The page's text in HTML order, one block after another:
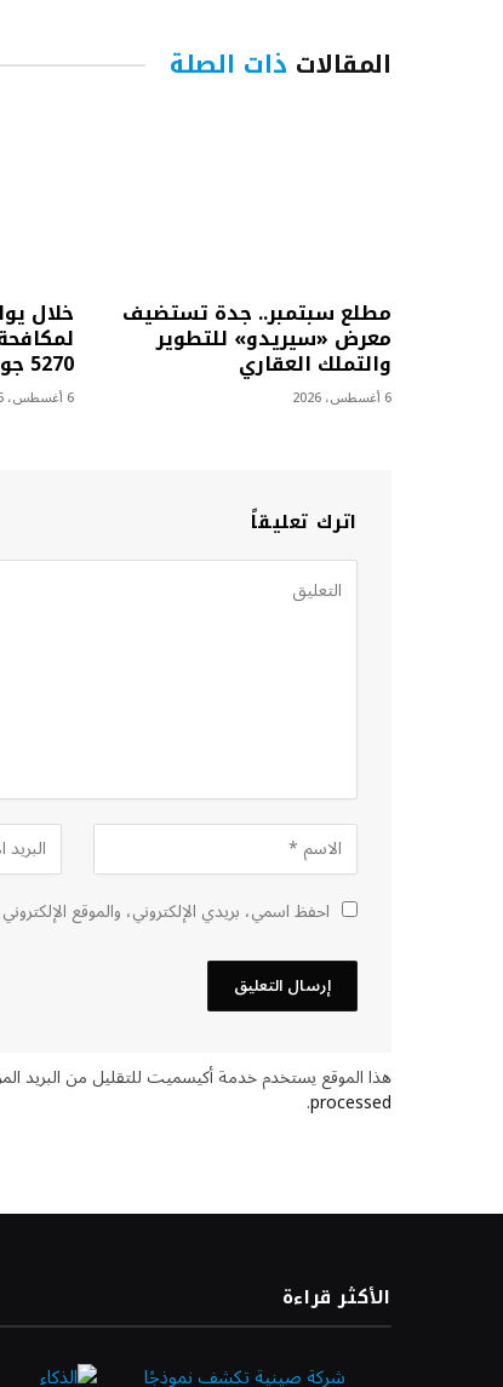
المقالات ذات الصلة
مطلع سبتمبر.. جدة تستضيف
معرض «سيريدو» للتطوير
والتملك العقاري
6 أغسطس، 2026
خلال
5270 جولة رقابية
6 أغسطس، 2026
اترك تعليقاً
احفظ اسمي، بريدي الإلكتروني، والموقع
هذا الموقع يستخدم خدمة أكيسميت للتقليل من البريد
processed
.
الأكثر قراءة
شركة صينية تكشف نموذجًا